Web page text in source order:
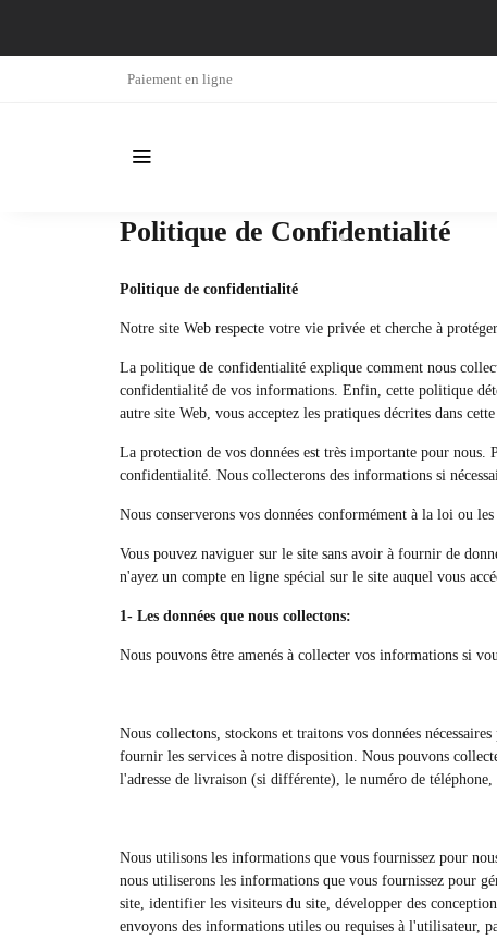
Paiement en ligne
Politique de Confidentialité
Politique de confidentialité
Notre site Web respecte votre vie privée et cherche à
La politique de confidentialité explique comment nous
confidentialité de vos informations. Enfin, cette politique
autre site Web, vous acceptez les pratiques décrites dans
La protection de vos données est très importante pour
confidentialité. Nous collecterons des informations si
Nous conserverons vos données conformément à la loi ou
Vous pouvez naviguer sur le site sans avoir à fournir de
n'ayez un compte en ligne spécial sur le site auquel vous
1- Les données que nous collectons:
Nous pouvons être amenés à collecter vos informations si
Nous collectons, stockons et traitons vos données
fournir les services à notre disposition. Nous pouvons
l'adresse de livraison (si différente), le numéro de
Nous utilisons les informations que vous fournissez pour
nous utiliserons les informations que vous fournissez pour
site, identifier les visiteurs du site, développer des
envoyons des informations utiles ou requises à l'utilisateur,